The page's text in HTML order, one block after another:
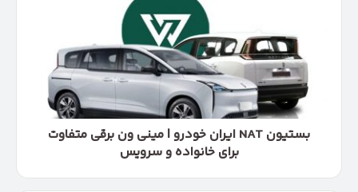
مینی
متفاوت
بستیون NAT ایران خودرو | مینی ون برقی متفاوت
برای خانواده و سرویس